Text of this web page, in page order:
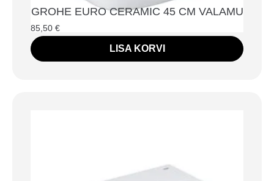
GROHE EURO CERAMIC 45 CM VALAMU
85,50 €
LISA KORVI